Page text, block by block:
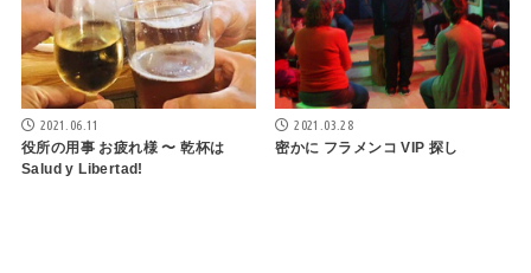
2021.06.11
役所の用事 お疲れ様 〜 乾杯は
Salud y Libertad!
2021.03.28
密かに フラメンコ VIP 探し